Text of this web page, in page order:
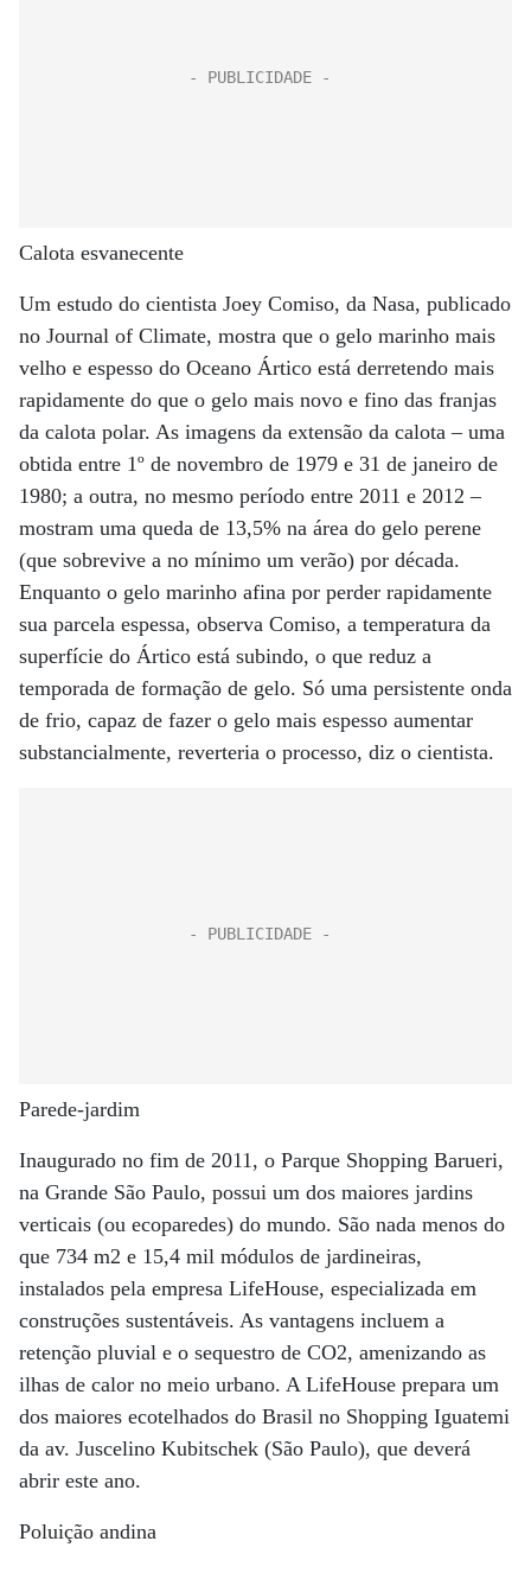
Calota esvanecente
Um estudo do cientista Joey Comiso, da Nasa, publicado
no Journal of Climate, mostra que o gelo marinho mais
velho e espesso do Oceano Ártico está derretendo mais
rapidamente do que o gelo mais novo e fino das franjas
da calota polar. As imagens da extensão da calota – uma
obtida entre 1º de novembro de 1979 e 31 de janeiro de
1980; a outra, no mesmo período entre 2011 e 2012 –
mostram uma queda de 13,5% na área do gelo perene
(que sobrevive a no mínimo um verão) por década.
Enquanto o gelo marinho afina por perder rapidamente
sua parcela espessa, observa Comiso, a temperatura da
superfície do Ártico está subindo, o que reduz a
temporada de formação de gelo. Só uma persistente onda
de frio, capaz de fazer o gelo mais espesso aumentar
substancialmente, reverteria o processo, diz o cientista.
Parede-jardim
Inaugurado no fim de 2011, o Parque Shopping Barueri,
na Grande São Paulo, possui um dos maiores jardins
verticais (ou ecoparedes) do mundo. São nada menos do
que 734 m2 e 15,4 mil módulos de jardineiras,
instalados pela empresa LifeHouse, especializada em
construções sustentáveis. As vantagens incluem a
retenção pluvial e o sequestro de CO2, amenizando as
ilhas de calor no meio urbano. A LifeHouse prepara um
dos maiores ecotelhados do Brasil no Shopping Iguatemi
da av. Juscelino Kubitschek (São Paulo), que deverá
abrir este ano.
Poluição andina